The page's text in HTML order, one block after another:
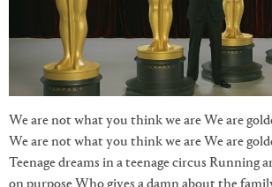
We are not what you think we are We are
We are not what you think we are We are
Teenage dreams in a teenage circus Running